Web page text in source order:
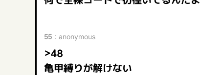
55 ： anonymous
>48
亀甲縛りが解けない